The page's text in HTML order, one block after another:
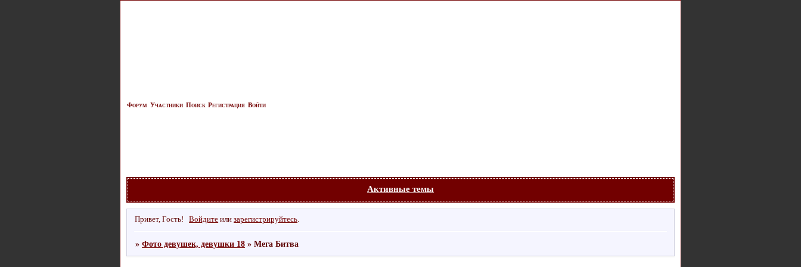
Форум Участники Поиск Регистрация Войти
Активные темы
Привет, Гость! Войдите илизарегистрируйтесь.
»Фото девушек, девушки 18 »Мега Битва